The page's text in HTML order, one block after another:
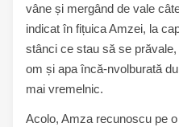
vâne și mergând de vale
indicat în fițuica Amzei, la
stânci ce stau să se
om și apa încă-nvolburată
mai vremelnic.
Acolo, Amza recunoscu pe